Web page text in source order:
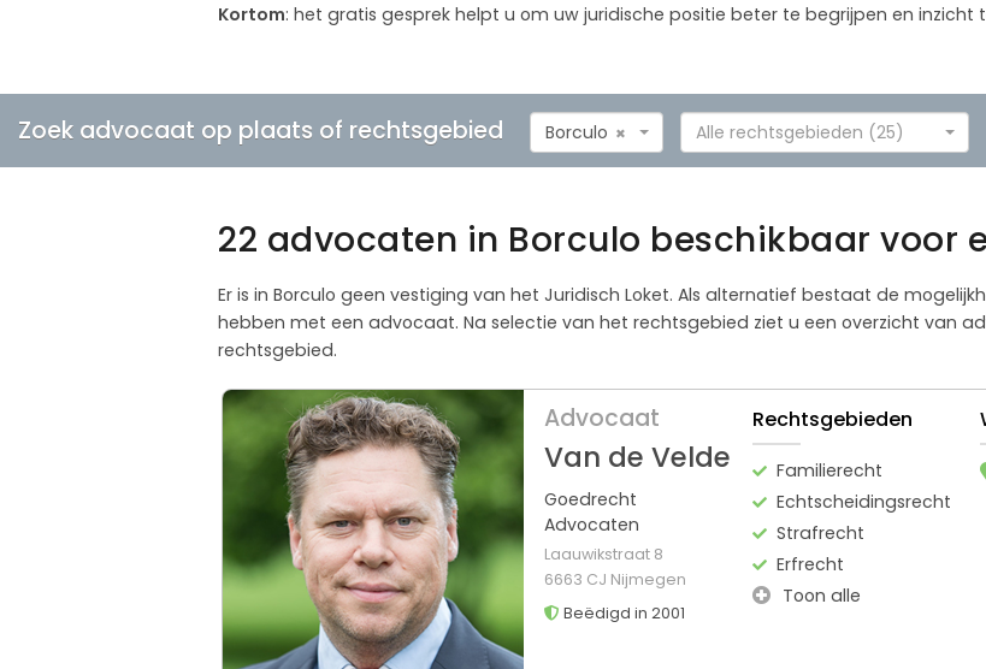
Kortom: het gratis gesprek helpt u om uw juridische positie beter te begrijpen en inzicht
Zoek advocaat op plaats of rechtsgebied ×
Borculo Alle rechtsgebieden (25)
22 advocaten in Borculo beschikbaar voor
Er is in Borculo geen vestiging van het Juridisch Loket. Als alternatief bestaat de
hebben met een advocaat. Na selectie van het rechtsgebied ziet u een overzicht van
rechtsgebied.
Advocaat
Van de Velde
Goedrecht
Advocaten
Laauwikstraat 8
6663 CJ Nijmegen
Beëdigd in 2001
Rechtsgebieden
Familierecht
Echtscheidingsrecht
Strafrecht
Erfrecht
Toon alle